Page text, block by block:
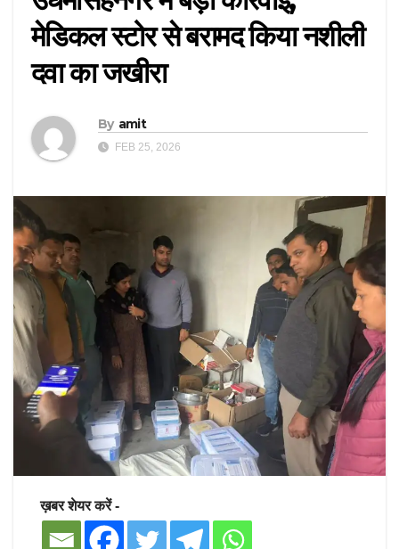
मेडिकल स्टोर से बरामद किया नशीली
दवा का जखीरा
By amit
FEB 25, 2026
ख़बर शेयर करें -